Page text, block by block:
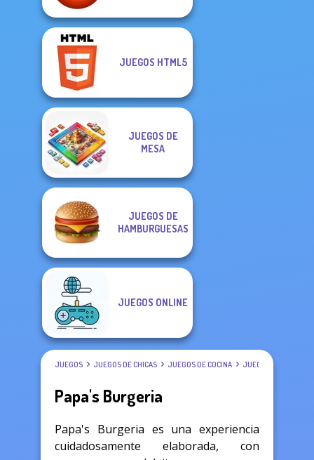
JUEGOS HTML5
JUEGOS DE
MESA
JUEGOS DE
HAMBURGUESAS
JUEGOS ONLINE
JUEGOS JUEGOS DE CHICAS JUEGOS DE COCINA JUEGOS DE PAPA
Papa's Burgeria
Papa's Burgeria es una experiencia
cuidadosamente elaborada, con